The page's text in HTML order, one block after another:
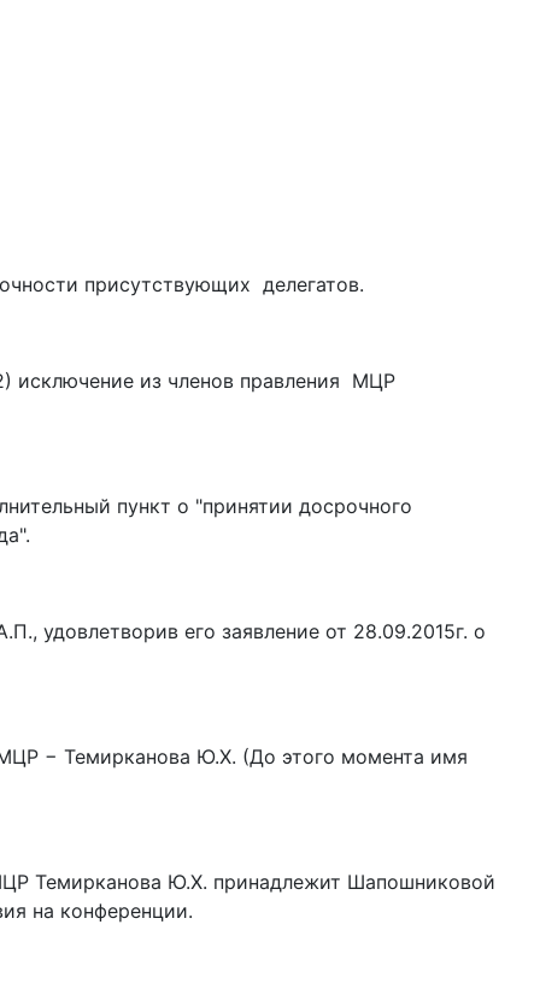
присутствующих делегатов.
исключение из членов правления МЦР
пункт о "принятии досрочного
удовлетворив его заявление от 28.09.2015г. о
− Темирканова Ю.Х. (До этого момента имя
Темирканова Ю.Х. принадлежит Шапошниковой
на конференции.